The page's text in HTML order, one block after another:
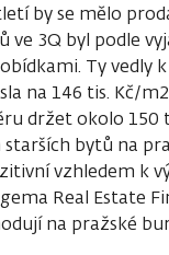
by se mělo
ve 3Q byl podle
Ty vedly
na 146 tis. Kč/m2
držet okolo 150
starších bytů na
vzhledem k
Real Estate
na pražské